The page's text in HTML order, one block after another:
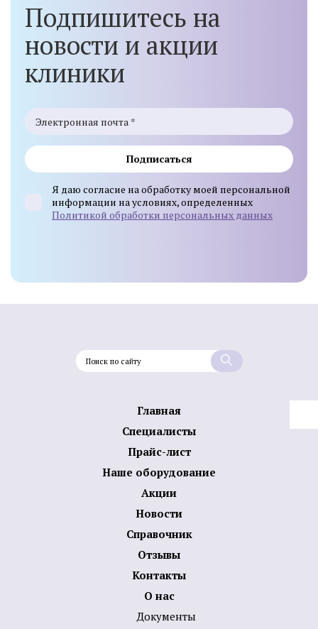
Подпишитесь на
новости и акции
клиники
Подписаться
Я даю согласие на обработку моей персональной
информации на условиях, определенных
Политикой обработки персональных данных
Главная
Специалисты
Прайс-лист
Наше оборудование
Акции
Новости
Справочник
Отзывы
Контакты
О нас
Документы